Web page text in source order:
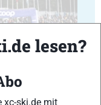
lesen?
xc-ski.de mit